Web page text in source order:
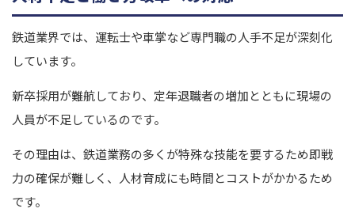
鉄道業界では、運転士や車掌など専門職の人手不足が深刻化
しています。
新卒採用が難航しており、定年退職者の増加とともに現場の
人員が不足しているのです。
その理由は、鉄道業務の多くが特殊な技能を要するため即戦
力の確保が難しく、人材育成にも時間とコストがかかるため
です。